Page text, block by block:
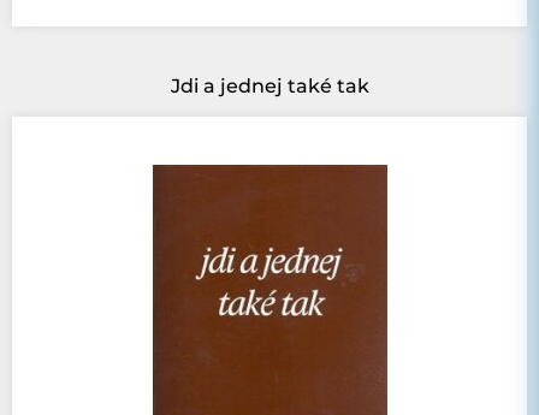
Jdi a jednej také tak